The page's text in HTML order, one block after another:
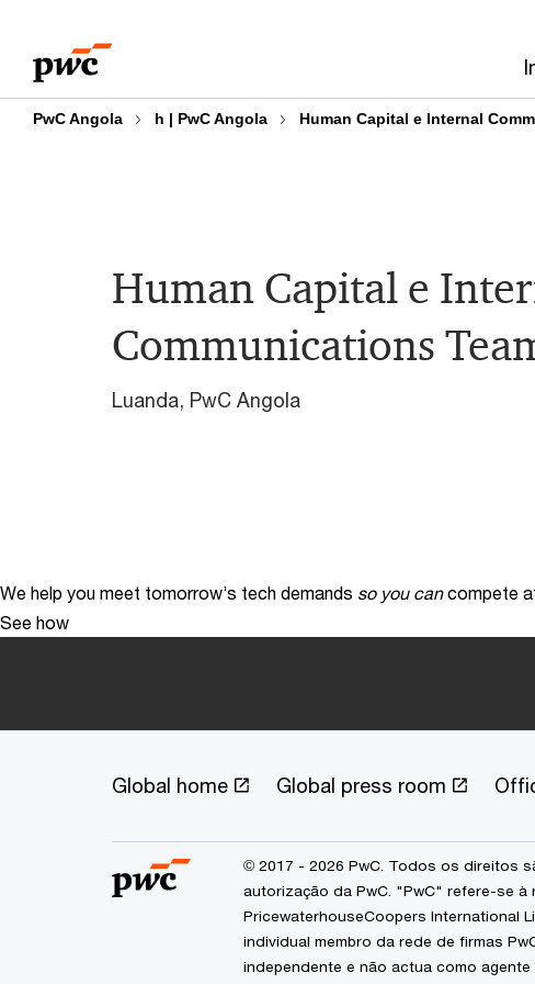
content
footer
PwC Angola h | PwC Angola Human Capital e Internal
Human Capital e
Communications
Luanda, PwC Angola
We help you meet tomorrow’s tech demands so you can compete
See how
Global home Global press room
© 2017 - 2026 PwC. Todos os direitos
autorização da PwC. "PwC" refere-se
PricewaterhouseCoopers International
individual membro da rede de firmas
independente e não actua como agente